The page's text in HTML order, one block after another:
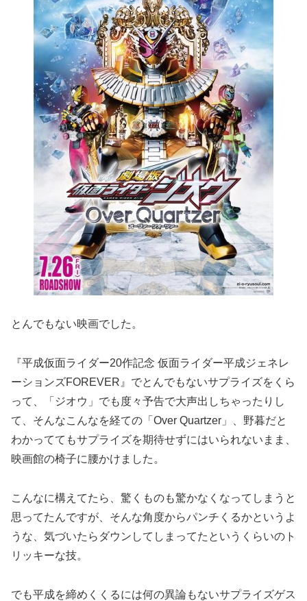
とんでもない映画でした。
『平成仮面ライダー20作記念 仮面ライダー平成ジェネレ
ーションズFOREVER』でとんでもないサプライズをくら
って、「ジオウ」でも度々予告で大声出しちゃったりし
て、そんなこんなを経ての「Over Quartzer」、野暮だと
わかっててもサプライズを期待せずにはいられないまま、
映画館の椅子に腰かけました。
こんなに構えてたら、驚くものも驚かなくなってしまうと
思ってたんですが、そんな角度からパンチくるかというよ
うな、気づいたらダウンしてしまってたというくらいのト
リッキーな技。
でも平成を締めくくるには何の異論もないサプライズゲス